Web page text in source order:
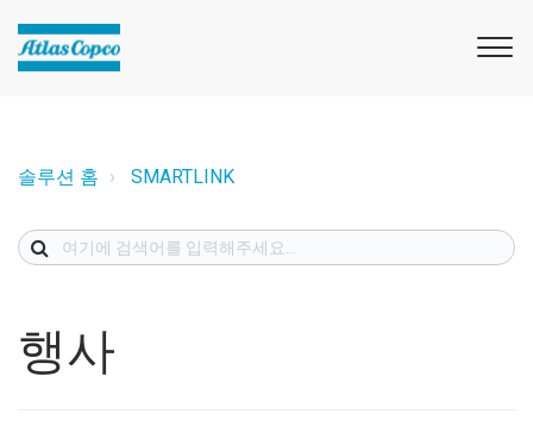
솔루션 홈 SMARTLINK
행사